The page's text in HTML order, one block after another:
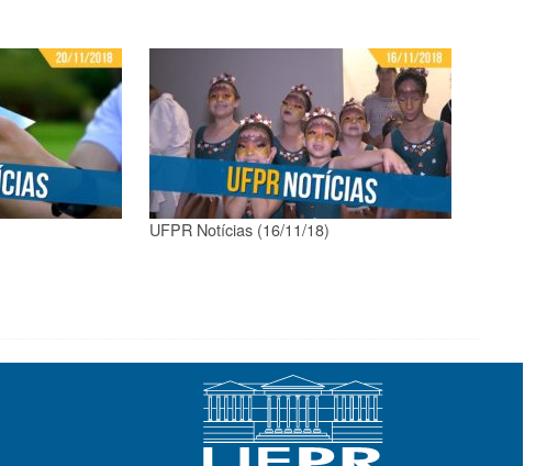
UFPR Notícias (16/11/18)